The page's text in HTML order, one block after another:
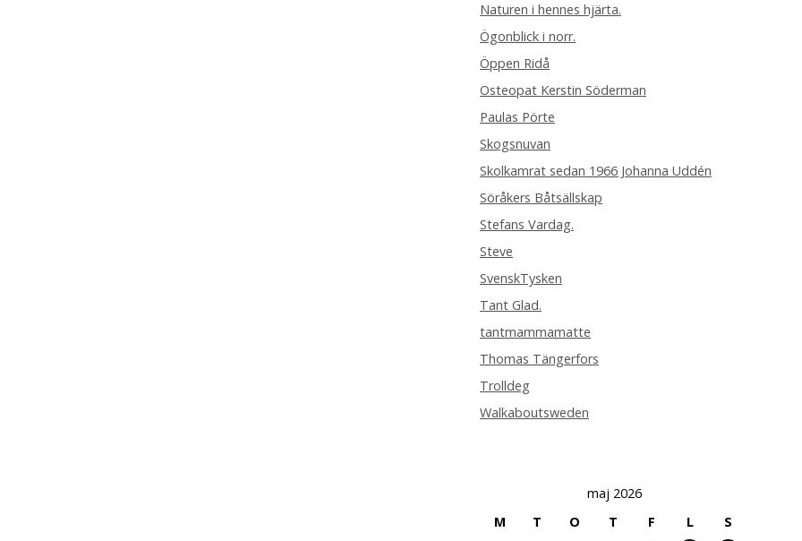
Naturen i hennes hjärta.
Ögonblick i norr.
Öppen Ridå
Osteopat Kerstin Söderman
Paulas Pörte
Skogsnuvan
Skolkamrat sedan 1966 Johanna Uddén
Söråkers Båtsällskap
Stefans Vardag.
Steve
SvenskTysken
Tant Glad.
tantmammamatte
Thomas Tängerfors
Trolldeg
Walkaboutsweden
maj 2026
M
T O T F L
S